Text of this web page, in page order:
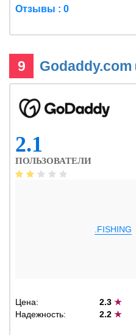
Отзывы : 0
9 Godaddy.com
2.1
ПОЛЬЗОВАТЕЛИ
.FISHING
Цена: 2.3★
Надежность:
2.2★